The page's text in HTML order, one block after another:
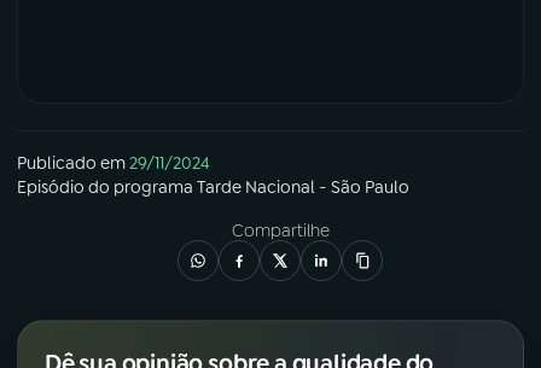
Publicado em29/11/2024
Episódio do programa Tarde Nacional - São Paulo
Compartilhe